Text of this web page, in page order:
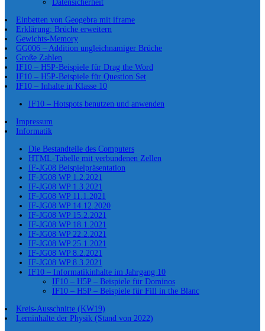
Datensicherheit
Einbetten von Geogebra mit iframe
Erklärung: Brüche erweitern
Gewichts-Memory
GG006 – Addition ungleichnamiger Brüche
Große Zahlen
IF10 – H5P-Beispiele für Drag the Word
IF10 – H5P-Beispiele für Question Set
IF10 – Inhalte in Klasse 10
IF10 – Hotspots benutzen und anwenden
Impressum
Informatik
Die Bestandteile des Computers
HTML-Tabelle mit verbundenen Zellen
IF-JG08 Beispielpräsentation
IF-JG08 WP 1.2.2021
IF-JG08 WP 1.3.2021
IF-JG08 WP 11.1.2021
IF-JG08 WP 14.12.2020
IF-JG08 WP 15.2.2021
IF-JG08 WP 18.1.2021
IF-JG08 WP 22.2.2021
IF-JG08 WP 25.1.2021
IF-JG08 WP 8.2.2021
IF-JG08 WP 8.3.2021
IF10 – Informatikinhalte im Jahrgang 10
IF10 – H5P – Beispiele für Dominos
IF10 – H5P – Beispiele für Fill in the Blanc
Kreis-Ausschnitte (KW19)
Lerninhalte der Physik (Stand von 2022)